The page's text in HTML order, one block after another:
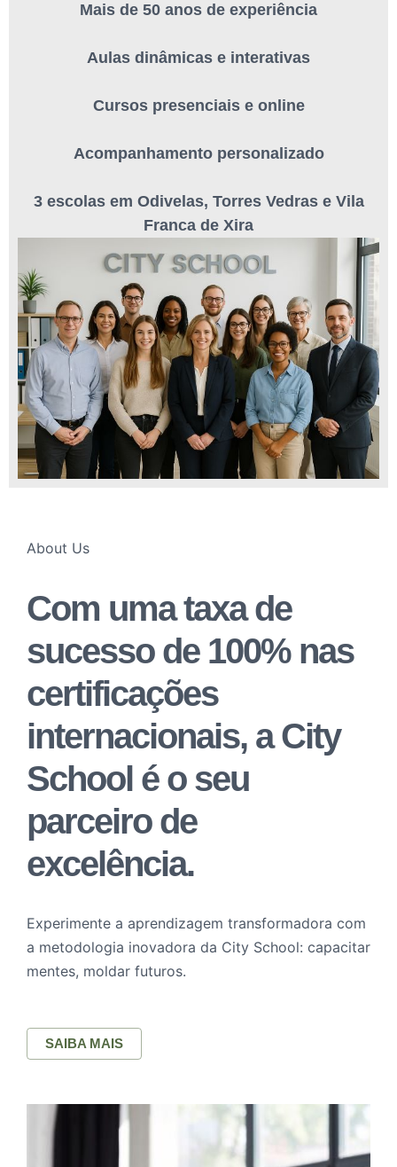
Mais de 50 anos de experiência
Aulas dinâmicas e interativas
Cursos presenciais e online
Acompanhamento personalizado
3 escolas em Odivelas, Torres Vedras e Vila
Franca de Xira
About Us
Com uma taxa de
sucesso de 100% nas
certificações
internacionais, a City
School é o seu
parceiro de
excelência.
Experimente a aprendizagem transformadora com
a metodologia inovadora da City School: capacitar
mentes, moldar futuros.
SAIBA MAIS